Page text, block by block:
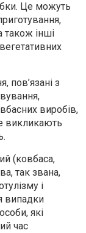
Це можуть
також інші
пов’язані з
виробів,
викликають
(ковбаса,
так звана,
і
випадки
які
час